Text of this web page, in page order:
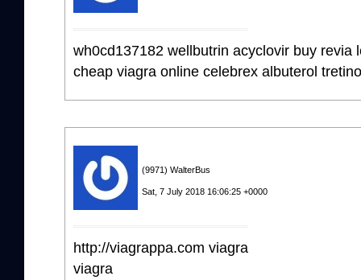
wh0cd137182 wellbutrin acyclovir buy revia
cheap viagra online celebrex albuterol
(9971) WalterBus
Sat, 7 July 2018 16:06:25 +0000
http://viagrappa.com viagra
viagra